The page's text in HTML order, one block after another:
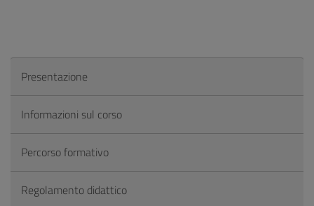
Presentazione
Informazioni sul corso
Percorso formativo
Regolamento didattico